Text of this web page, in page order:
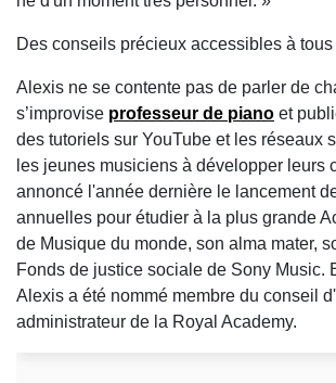
Des conseils précieux accessibles à tous
Alexis ne se contente pas de parler de
s’improvise professeur de piano et
des tutoriels sur YouTube et les réseaux
les jeunes musiciens à développer leurs
annoncé l'année dernière le lancement
annuelles pour étudier à la plus grande
de Musique du monde, son alma mater,
Fonds de justice sociale de Sony Music.
Alexis a été nommé membre du conseil
administrateur de la Royal Academy.